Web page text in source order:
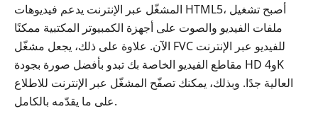
المشغّل عبر الإنترنت يدعم فيديوهات HTML5، أصبح تشغيل
ملفات الفيديو والصوت على أجهزة الكمبيوتر المكتبية ممكنًا
الآن. علاوة على ذلك، يجعل مشغّل FVC للفيديو عبر الإنترنت
مقاطع الفيديو الخاصة بك تبدو بأفضل صورة بجودة HD و4K
العالية جدًا. وبذلك، يمكنك تصفّح المشغّل عبر الإنترنت للاطلاع
على ما يقدّمه بالكامل.